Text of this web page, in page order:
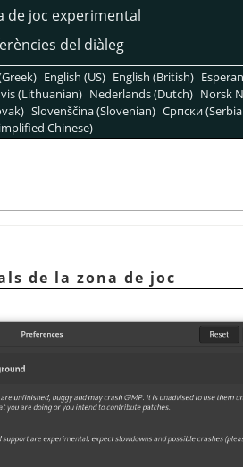
de joc experimental
del diàleg
English (US) English (British)
(Lithuanian) Nederlands (Dutch) Norsk
Slovenščina (Slovenian) Српски
Chinese)
de la zona de joc